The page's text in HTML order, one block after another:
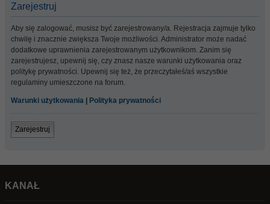
Zarejestruj
Aby się zalogować, musisz być zarejestrowany/a. Rejestracja zajmuje tylko
chwilę i znacznie zwiększa Twoje możliwości. Administrator może nadać
dodatkowe uprawnienia zarejestrowanym użytkownikom. Zanim się
zarejestrujesz, upewnij się, czy znasz nasze warunki użytkowania oraz
politykę prywatności. Upewnij się też, że przeczytałeś/aś wszystkie
regulaminy umieszczone na forum.
Warunki użytkowania Polityka prywatności
Zarejestruj
KANAŁ